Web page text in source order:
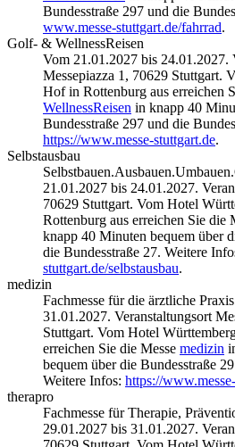
Bundesstraße 297 und die
www.messe-stuttgart.de/fahrrad.
Golf- & WellnessReisen
Vom 21.01.2027 bis 24.01.2027.
Messepiazza 1, 70629 Stuttgart.
Hof in Rottenburg aus erreichen
WellnessReisen in knapp 40
Bundesstraße 297 und die
https://www.messe-stuttgart.de.
Selbstausbau
21.01.2027 bis 24.01.2027.
70629 Stuttgart. Vom Hotel
Rottenburg aus erreichen Sie die
knapp 40 Minuten bequem über
die Bundesstraße 27. Weitere
stuttgart.de/selbstausbau.
medizin
Fachmesse für die ärztliche
31.01.2027. Veranstaltungsort
Stuttgart. Vom Hotel
erreichen Sie die Messe medizin
bequem über die Bundesstraße
Weitere Infos: https://
therapro
Fachmesse für Therapie,
29.01.2027 bis 31.01.2027.